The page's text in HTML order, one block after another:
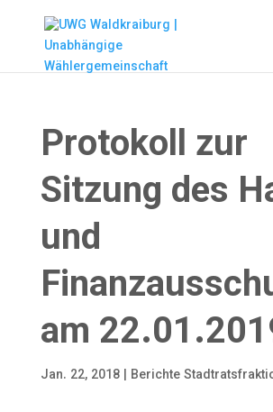
Protokoll zur
Sitzung des
und
am
Jan. 22, 2018| Berichte